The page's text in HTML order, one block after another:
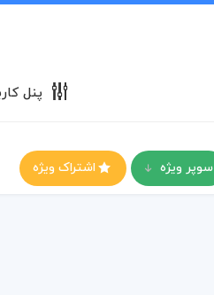
پنل
سوپر ویژه اشتراک ویژه